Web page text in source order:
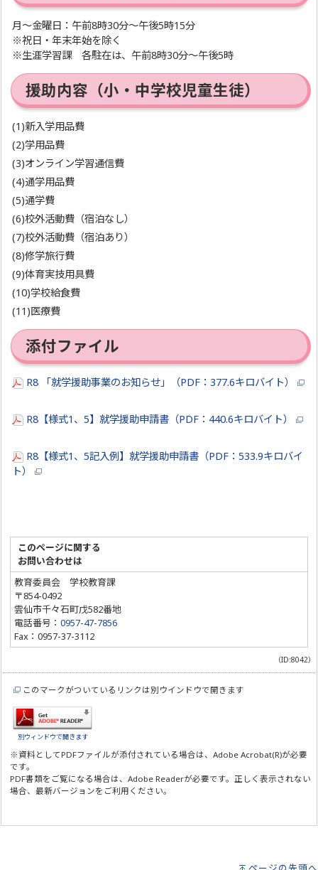
月～金曜日：午前8時30分～午後5時15分
※祝日・年末年始を除く
※生涯学習課 各駐在は、午前8時30分～午後5時
援助内容（小・中学校児童生徒）
(1)新入学用品費
(2)学用品費
(3)オンライン学習通信費
(4)通学用品費
(5)通学費
(6)校外活動費（宿泊なし）
(7)校外活動費（宿泊あり）
(8)修学旅行費
(9)体育実技用具費
(10)学校給食費
(11)医療費
添付ファイル
R8 「就学援助事業のお知らせ」（PDF：377.6キロバイト）
R8【様式1、5】就学援助申請書（PDF：440.6キロバイト）
R8【様式1、5記入例】就学援助申請書（PDF：533.9キロバイ
ト）
このページに関する
お問い合わせは
教育委員会 学校教育課
〒854-0492
雲仙市千々石町戊582番地
電話番号：0957-47-7856
Fax：0957-37-3112
（ID:8042）
このマークがついているリンクは別ウインドウで開きます
別ウィンドウで開きます
※資料としてPDFファイルが添付されている場合は、Adobe Acrobat(R)が必要
です。
PDF書類をご覧になる場合は、Adobe Readerが必要です。正しく表示されない
場合、最新バージョンをご利用ください。